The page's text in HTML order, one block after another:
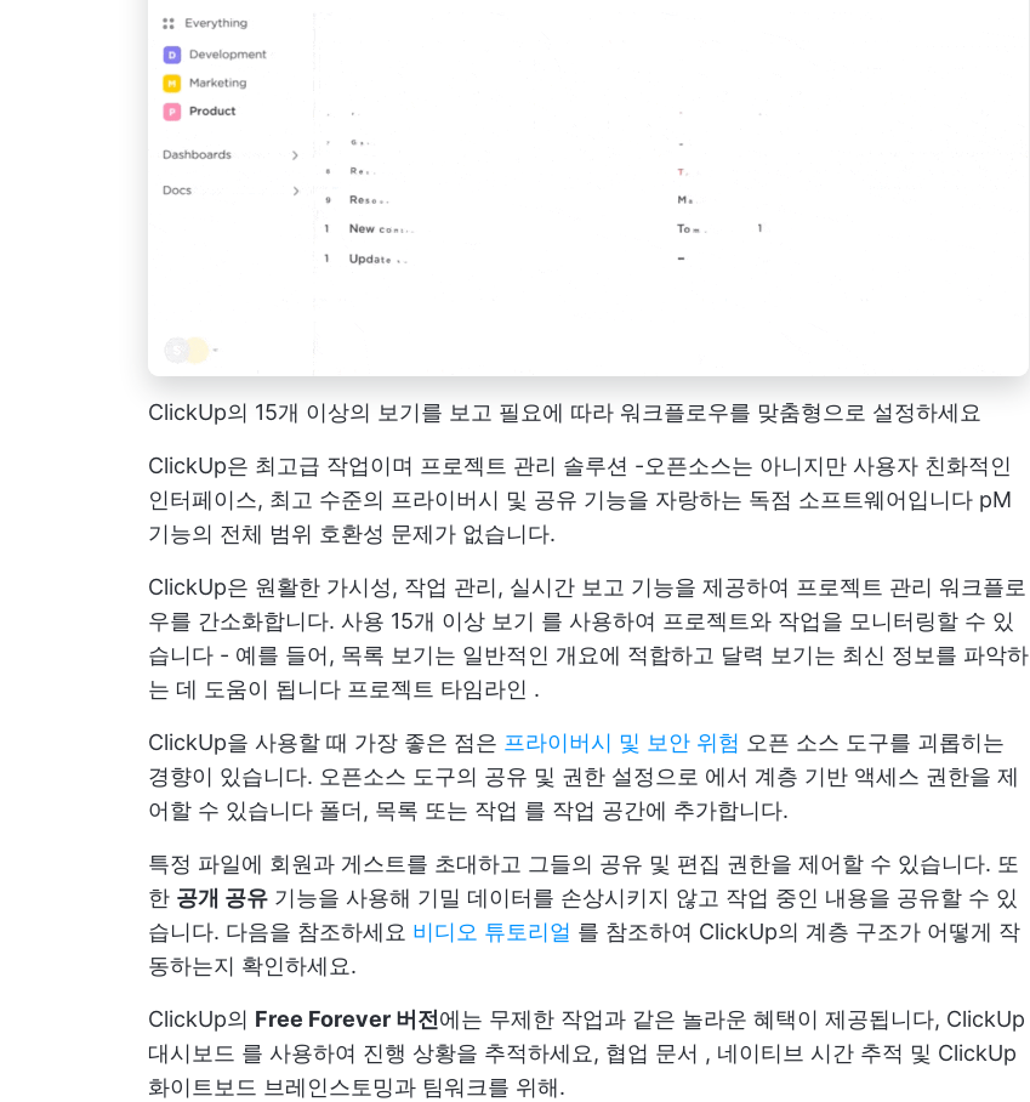
ClickUp의 15개 이상의 보기를 보고 필요에 따라 워크플로우를 맞춤형으로 설정하세요
ClickUp은 최고급 작업이며 프로젝트 관리 솔루션 -오픈소스는 아니지만 사용자 친화적인
인터페이스, 최고 수준의 프라이버시 및 공유 기능을 자랑하는 독점 소프트웨어입니다 pM
기능의 전체 범위 호환성 문제가 없습니다.
ClickUp은 원활한 가시성, 작업 관리, 실시간 보고 기능을 제공하여 프로젝트 관리 워크플로
우를 간소화합니다. 사용 15개 이상 보기 를 사용하여 프로젝트와 작업을 모니터링할 수 있
습니다 - 예를 들어, 목록 보기는 일반적인 개요에 적합하고 달력 보기는 최신 정보를 파악하
는 데 도움이 됩니다 프로젝트 타임라인 .
ClickUp을 사용할 때 가장 좋은 점은 프라이버시 및 보안 위험 오픈 소스 도구를 괴롭히는
경향이 있습니다. 오픈소스 도구의 공유 및 권한 설정으로 에서 계층 기반 액세스 권한을 제
어할 수 있습니다 폴더, 목록 또는 작업 를 작업 공간에 추가합니다.
특정 파일에 회원과 게스트를 초대하고 그들의 공유 및 편집 권한을 제어할 수 있습니다. 또
한 공개 공유 기능을 사용해 기밀 데이터를 손상시키지 않고 작업 중인 내용을 공유할 수 있
습니다. 다음을 참조하세요 비디오 튜토리얼 를 참조하여 ClickUp의 계층 구조가 어떻게 작
동하는지 확인하세요.
ClickUp의 Free Forever 버전에는 무제한 작업과 같은 놀라운 혜택이 제공됩니다, ClickUp
대시보드 를 사용하여 진행 상황을 추적하세요, 협업 문서 , 네이티브 시간 추적 및 ClickUp
화이트보드 브레인스토밍과 팀워크를 위해.